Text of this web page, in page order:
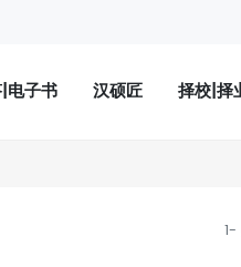
电子书 汉硕匠 择校|择
1-